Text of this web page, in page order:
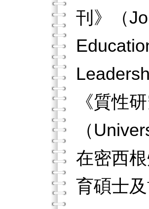
刊》（
《質性
（
在密西
育碩士